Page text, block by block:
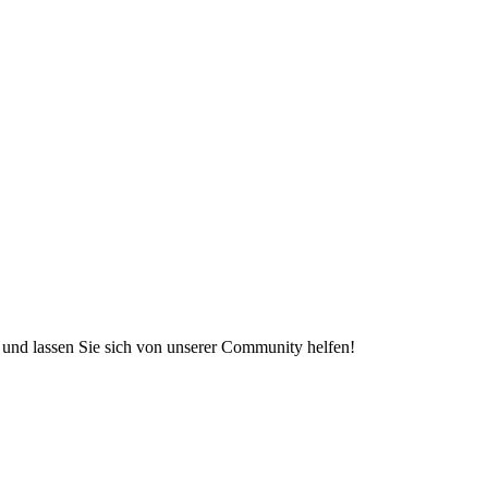
lassen Sie sich von unserer Community helfen!